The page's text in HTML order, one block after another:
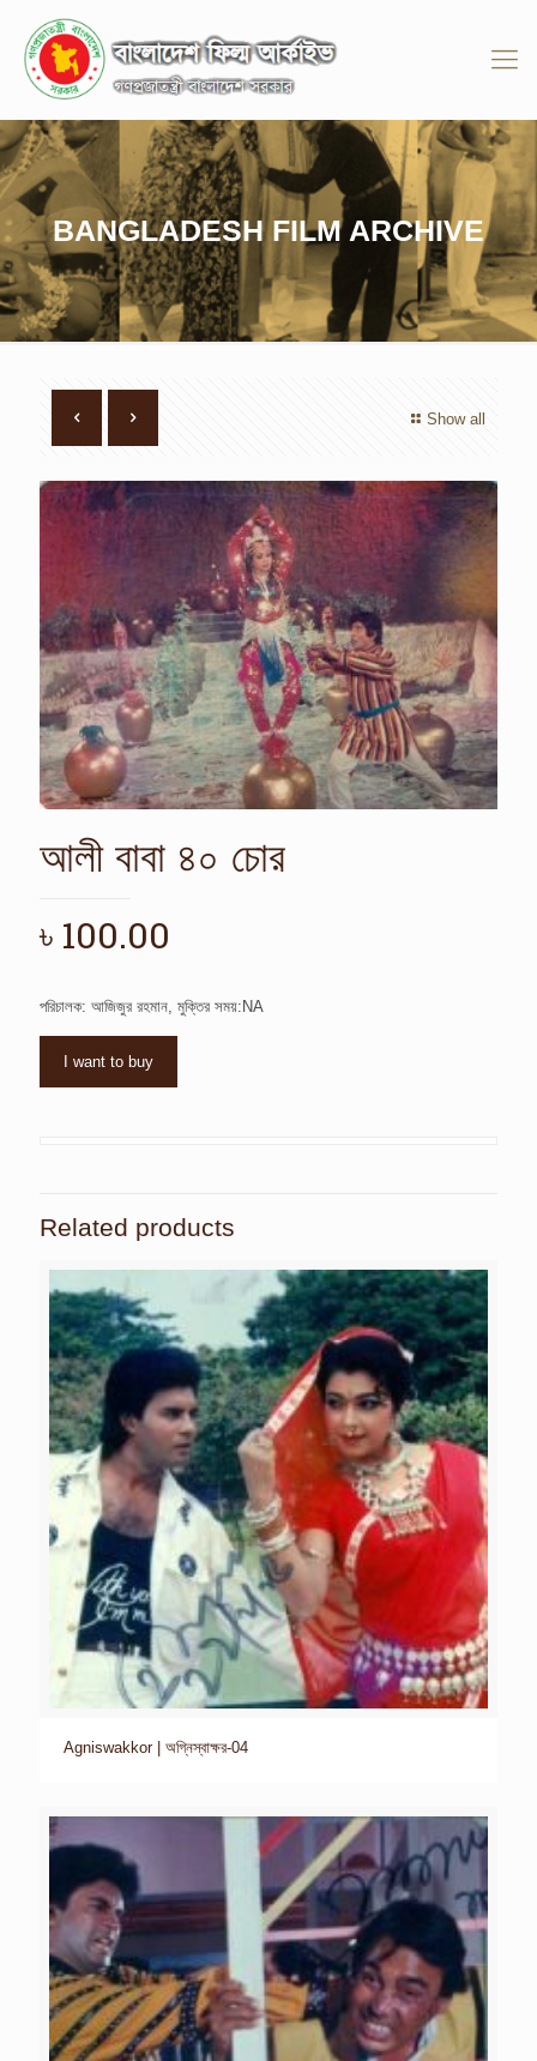
BANGLADESH FILM ARCHIVE
Show all
আলী বাবা ৪০ চোর
৳ 100.00
পরিচালক: আজিজুর রহমান, মুক্তির সময়:NA
I want to buy
Related products
Agniswakkor | অগ্নিস্বাক্ষর-04